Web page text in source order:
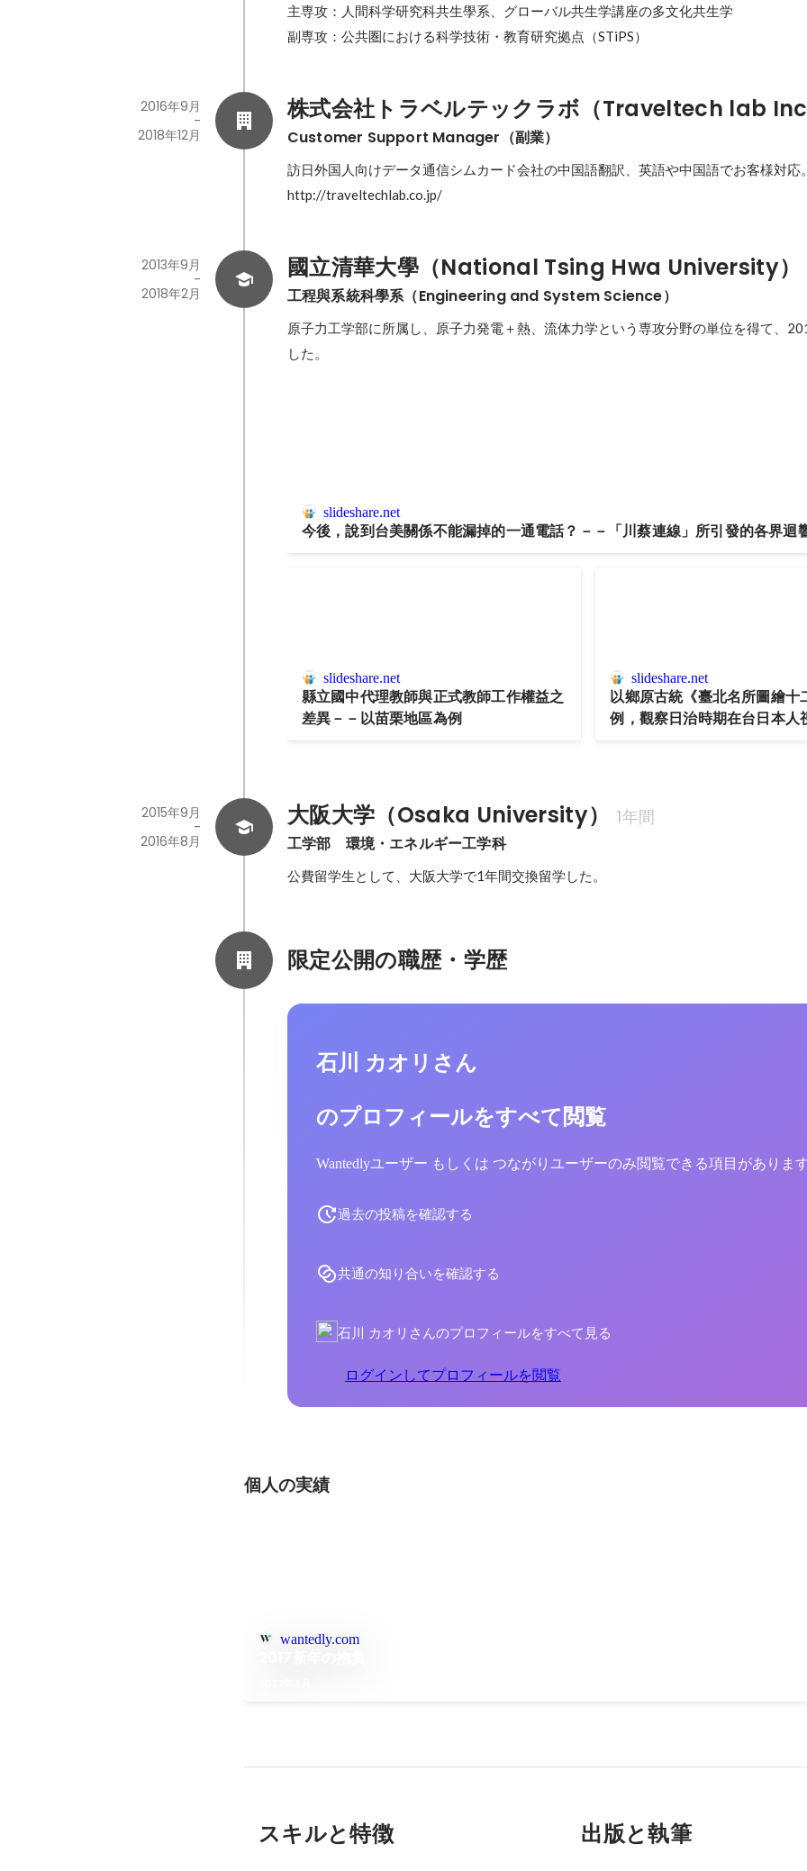
主専攻：人間科学研究科共生學系、グローバル共生学講座の多文化共生学
副専攻：公共圏における科学技術・教育研究拠点（STiPS）
株式会社トラベルテックラボ（Traveltech lab
Customer Support Manager（副業）
2016年9月
-
2018年12月
訪日外国人向けデータ通信シムカード会社の中国語翻訳、英語や中国語でお客様対応
http://traveltechlab.co.jp/
國立清華大學（National Tsing Hwa University）
工程與系統科學系（Engineering and System Science）
2013年9月
-
2018年2月
原子力工学部に所属し、原子力発電＋熱、流体力学という専攻分野の単位を得て、
した。
slideshare.net
今後，說到台美關係不能漏掉的一通電話？－－「川蔡連線」所引發的各界迴
slideshare.net
縣立國中代理教師與正式教師工作權益之
差異－－以苗栗地區為例
slideshare.net
以鄉原古統《臺北名所圖繪十
例，觀察日治時期在台日本人
大阪大学（Osaka University） 1年間
工学部　環境・エネルギー工学科
2015年9月
-
2016年8月
公費留学生として、大阪大学で1年間交換留学した。
限定公開の職歴・学歴
石川 カオリさん
のプロフィールをすべて閲覧
Wantedlyユーザー もしくは つながりユーザーのみ閲覧できる項目がありま
過去の投稿を確認する
共通の知り合いを確認する
石川 カオリさんのプロフィールをすべて見る
ログインしてプロフィールを閲覧
個人の実績
wantedly.com
スキルと特徴 出版と執筆